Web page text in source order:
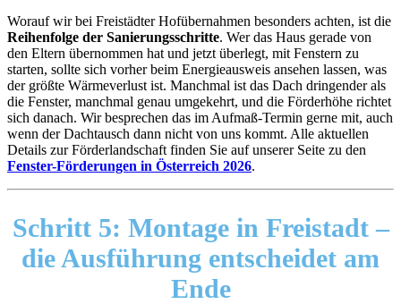
Worauf wir bei Freistädter Hofübernahmen besonders achten, ist die
Reihenfolge der Sanierungsschritte. Wer das Haus gerade von
den Eltern übernommen hat und jetzt überlegt, mit Fenstern zu
starten, sollte sich vorher beim Energieausweis ansehen lassen, was
der größte Wärmeverlust ist. Manchmal ist das Dach dringender als
die Fenster, manchmal genau umgekehrt, und die Förderhöhe richtet
sich danach. Wir besprechen das im Aufmaß-Termin gerne mit, auch
wenn der Dachtausch dann nicht von uns kommt. Alle aktuellen
Details zur Förderlandschaft finden Sie auf unserer Seite zu den
Fenster-Förderungen in Österreich 2026.
Schritt 5: Montage in Freistadt –
die Ausführung entscheidet am
Ende